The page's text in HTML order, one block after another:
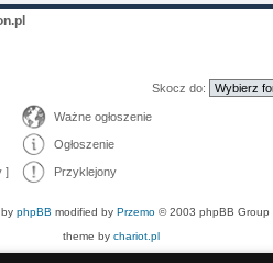
Skocz do:
Ważne ogłoszenie
Ogłoszenie
] Przyklejony
phpBB modified by Przemo © 2003 phpBB Group
theme by chariot.pl